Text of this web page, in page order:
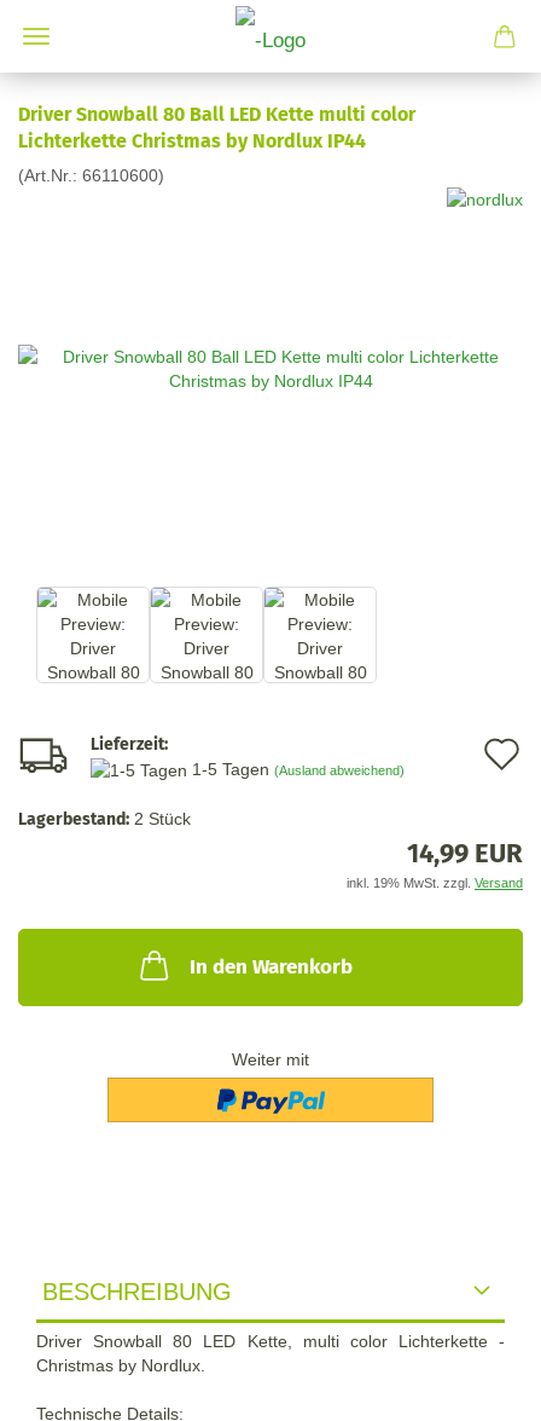
Driver Snowball 80 Ball LED Kette multi color
Lichterkette Christmas by Nordlux IP44
(Art.Nr.: 66110600)
Lieferzeit:
1-5 Tagen (Ausland abweichend)
Lagerbestand: 2 Stück
14,99 EUR
inkl. 19% MwSt. zzgl. Versand
In den Warenkorb
Weiter mit
BESCHREIBUNG
Driver Snowball 80 LED Kette, multi color Lichterkette -
Christmas by Nordlux.
Technische Details: